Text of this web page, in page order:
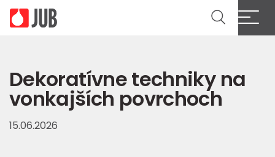
Dekoratívne techniky na
vonkajších povrchoch
15.06.2026